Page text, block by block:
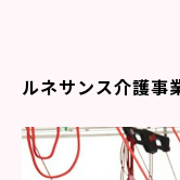
ルネサンス介護事